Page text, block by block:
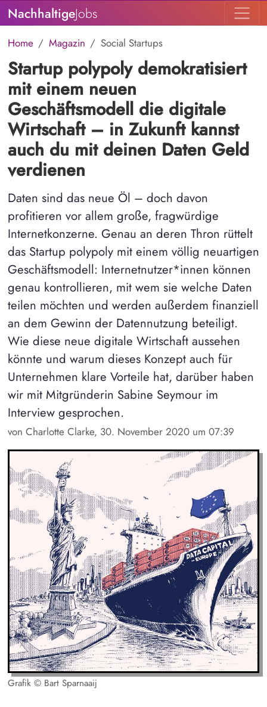
NachhaltigeJobs
Home Magazin Social Startups
Startup polypoly demokratisiert
mit einem neuen
Geschäftsmodell die digitale
Wirtschaft – in Zukunft kannst
auch du mit deinen Daten Geld
verdienen
Daten sind das neue Öl – doch davon
profitieren vor allem große, fragwürdige
Internetkonzerne. Genau an deren Thron rüttelt
das Startup polypoly mit einem völlig neuartigen
Geschäftsmodell: Internetnutzer*innen können
genau kontrollieren, mit wem sie welche Daten
teilen möchten und werden außerdem finanziell
an dem Gewinn der Datennutzung beteiligt.
Wie diese neue digitale Wirtschaft aussehen
könnte und warum dieses Konzept auch für
Unternehmen klare Vorteile hat, darüber haben
wir mit Mitgründerin Sabine Seymour im
Interview gesprochen.
von Charlotte Clarke, 30. November 2020 um 07:39
Grafik © Bart Sparnaaij